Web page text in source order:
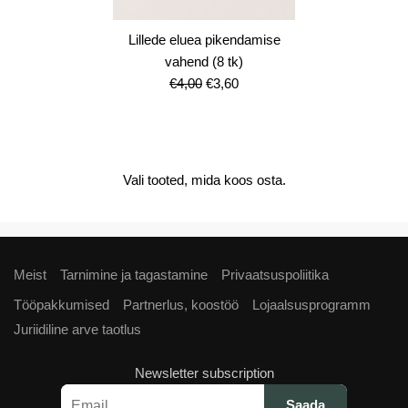
Lillede eluea pikendamise
vahend (8 tk)
€4,00 Algne
€3,60Current
Vali tooted, mida koos osta.
Meist Tarnimine ja tagastamine
Privaatsuspoliitika
Tööpakkumised
Partnerlus, koostöö
Lojaalsusprogramm
Juriidiline arve taotlus
Newsletter subscription